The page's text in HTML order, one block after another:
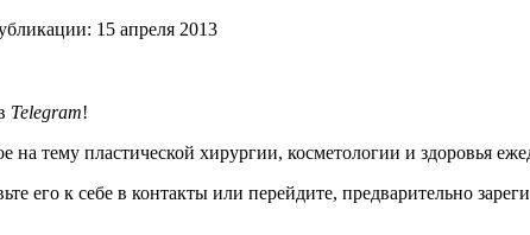
15 апреля 2013
Telegram!
на тему пластической хирургии, косметологии и здоровья
его к себе в контакты или перейдите, предварительно